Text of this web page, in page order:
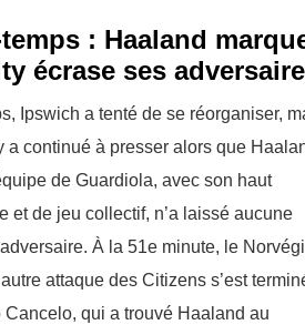
: Haaland
écrase ses
Ipswich a tenté de se réorganiser,
a continué à presser alors que
de Guardiola, avec son haut
et de jeu collectif, n’a laissé aucune
À la 51e minute, le
attaque des Citizens s’est
Cancelo, qui a trouvé Haaland au